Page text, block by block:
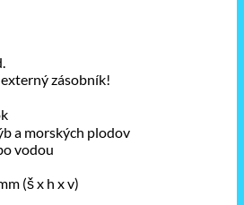
zásobník!
a morských plodov
vodou
(š x h x v)